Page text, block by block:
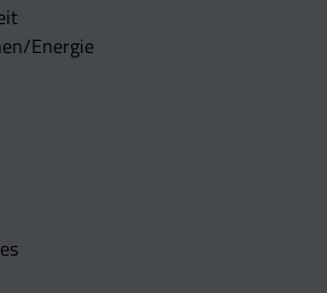
Energie